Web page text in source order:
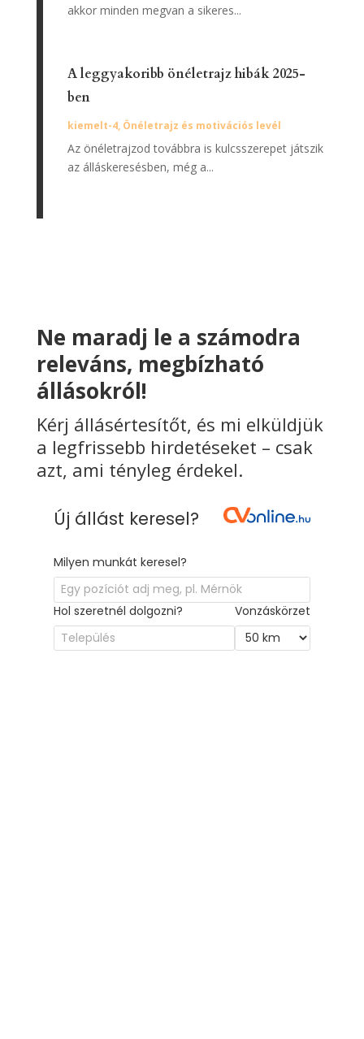
akkor minden megvan a sikeres...
A leggyakoribb önéletrajz hibák 2025-
ben
kiemelt-4, Önéletrajz és motivációs levél
Az önéletrajzod továbbra is kulcsszerepet játszik
az álláskeresésben, még a...
Ne maradj le a számodra
releváns, megbízható
állásokról!
Kérj állásértesítőt, és mi elküldjük
a legfrissebb hirdetéseket – csak
azt, ami tényleg érdekel.